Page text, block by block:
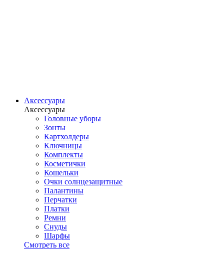
Аксессуары
Аксессуары
Головные уборы
Зонты
Картхолдеры
Ключницы
Комплекты
Косметички
Кошельки
Очки солнцезащитные
Палантины
Перчатки
Платки
Ремни
Снуды
Шарфы
Смотреть все